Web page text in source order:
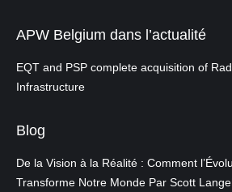
APW Belgium dans l’actualité
EQT and PSP complete acquisition of
Infrastructure
Blog
De la Vision à la Réalité : Comment
Transforme Notre Monde Par Scott